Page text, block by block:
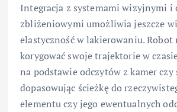
Integracja z systemami wizyjnymi i
zbliżeniowymi umożliwia jeszcze
elastyczność w lakierowaniu. Robot
korygować swoje trajektorie w
na podstawie odczytów z kamer czy
dopasowując ścieżkę do
elementu czy jego ewentualnych